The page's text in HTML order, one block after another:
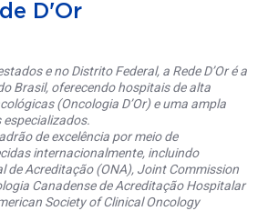
D'Or
e no Distrito Federal, a Rede D’Or é a
Brasil, oferecendo hospitais de alta
(Oncologia D’Or) e uma ampla
especializados.
de excelência por meio de
internacionalmente, incluindo
de Acreditação (ONA), Joint Commission
Canadense de Acreditação Hospitalar
Society of Clinical Oncology